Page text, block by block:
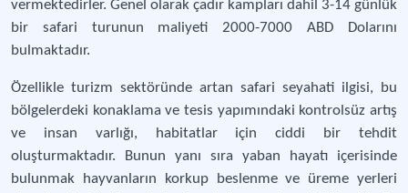
vermektedirler. Genel olarak çadır kampları dahil 3-14 günlük
bir safari turunun maliyeti 2000-7000 ABD Dolarını
bulmaktadır.
Özellikle turizm sektöründe artan safari seyahati ilgisi, bu
bölgelerdeki konaklama ve tesis yapımındaki kontrolsüz artış
ve insan varlığı, habitatlar için ciddi bir tehdit
oluşturmaktadır. Bunun yanı sıra yaban hayatı içerisinde
bulunmak hayvanların korkup beslenme ve üreme yerleri